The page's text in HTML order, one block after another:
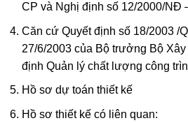
CP và Nghị định số 12/2000/NĐ
Căn cứ Quyết định số 18/2003 /
27/6/2003 của Bộ trưởng Bộ
định Quản lý chất lượng công
Hồ sơ dự toán thiết kế
Hồ sơ thiết kế có liên quan: